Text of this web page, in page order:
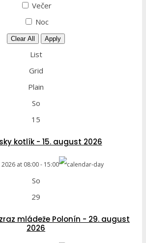
Večer
Noc
Clear All Apply
List
Grid
Plain
So
15
kotlík - 15. august 2026
2026 at 08:00- 15:00
So
29
mládeže Polonín - 29. august
2026